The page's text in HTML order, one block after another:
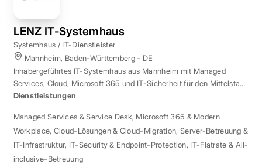
LENZ IT-Systemhaus
Systemhaus / IT-Dienstleister
Mannheim, Baden-Württemberg - DE
Inhabergeführtes IT-Systemhaus aus Mannheim mit Managed
Services, Cloud, Microsoft 365 und IT-Sicherheit für den Mittelstand
der Region Rhein-Neckar.
Dienstleistungen
Managed Services & Service Desk, Microsoft 365 & Modern
Workplace, Cloud-Lösungen & Cloud-Migration, Server-Betreuung &
IT-Infrastruktur, IT-Security & Endpoint-Protection, IT-Flatrate & All-
inclusive-Betreuung